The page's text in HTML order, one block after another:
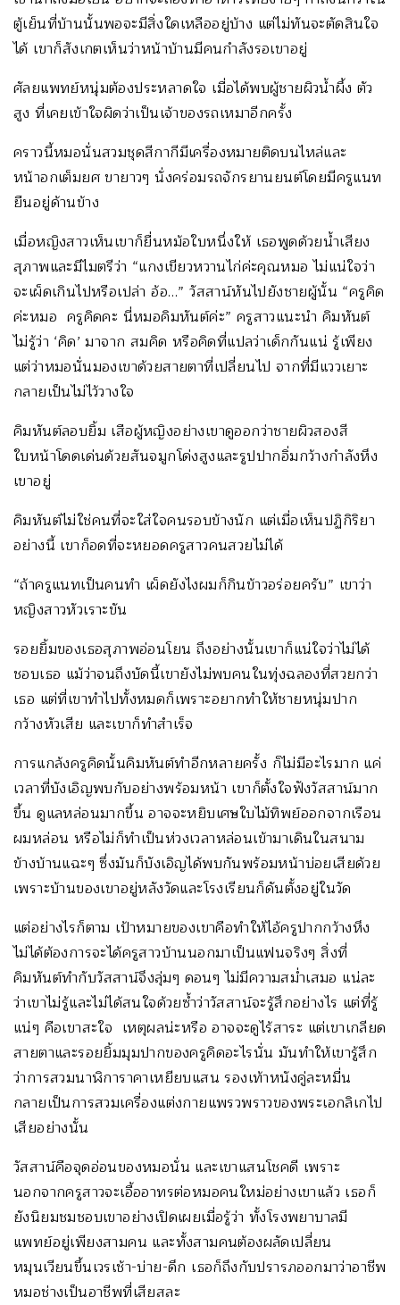
ตู้เย็นที่บ้านนั้นพอจะมีสิ่งใดเหลืออยู่บ้าง แต่ไม่ทันจะตัดสินใจ
ได้ เขาก็สังเกตเห็นว่าหน้าบ้านมีคนกำลังรอเขาอยู่
ศัลยแพทย์หนุ่มต้องประหลาดใจ เมื่อได้พบผู้ชายผิวน้ำผึ้ง ตัว
สูง ที่เคยเข้าใจผิดว่าเป็นเจ้าของรถเหมาอีกครั้ง
คราวนี้หมอนั่นสวมชุดสีกากีมีเครื่องหมายติดบนไหล่และ
หน้าอกเต็มยศ ขายาวๆ นั่งคร่อมรถจักรยานยนต์โดยมีครูแนท
ยืนอยู่ด้านข้าง
เมื่อหญิงสาวเห็นเขาก็ยื่นหม้อใบหนึ่งให้ เธอพูดด้วยน้ำเสียง
สุภาพและมีไมตรีว่า “แกงเขียวหวานไก่ค่ะคุณหมอ ไม่แน่ใจว่า
จะเผ็ดเกินไปหรือเปล่า อ้อ…” วัสสาน์หันไปยังชายผู้นั้น “ครูคิด
ค่ะหมอ ครูคิดคะ นี่หมอคิมหันต์ค่ะ” ครูสาวแนะนำ คิมหันต์
ไม่รู้ว่า ‘คิด’ มาจาก สมคิด หรือคิดที่แปลว่าเด็กกันแน่ รู้เพียง
แต่ว่าหมอนั่นมองเขาด้วยสายตาที่เปลี่ยนไป จากที่มีแววเยาะ
กลายเป็นไม่ไว้วางใจ
คิมหันต์ลอบยิ้ม เสือผู้หญิงอย่างเขาดูออกว่าชายผิวสองสี
ใบหน้าโดดเด่นด้วยสันจมูกโด่งสูงและรูปปากอิ่มกว้างกำลังหึง
เขาอยู่
คิมหันต์ไม่ใช่คนที่จะใส่ใจคนรอบข้างนัก แต่เมื่อเห็นปฏิกิริยา
อย่างนี้ เขาก็อดที่จะหยอดครูสาวคนสวยไม่ได้
“ถ้าครูแนทเป็นคนทำ เผ็ดยังไงผมก็กินข้าวอร่อยครับ” เขาว่า
หญิงสาวหัวเราะขัน
รอยยิ้มของเธอสุภาพอ่อนโยน ถึงอย่างนั้นเขาก็แน่ใจว่าไม่ได้
ชอบเธอ แม้ว่าจนถึงบัดนี้เขายังไม่พบคนในทุ่งฉลองที่สวยกว่า
เธอ แต่ที่เขาทำไปทั้งหมดก็เพราะอยากทำให้ชายหนุ่มปาก
กว้างหัวเสีย และเขาก็ทำสำเร็จ
การแกล้งครูคิดนั้นคิมหันต์ทำอีกหลายครั้ง ก็ไม่มีอะไรมาก แค่
เวลาที่บังเอิญพบกับอย่างพร้อมหน้า เขาก็ตั้งใจฟังวัสสาน์มาก
ขึ้น ดูแลหล่อนมากขึ้น อาจจะหยิบเศษใบไม้ทิพย์ออกจากเรือน
ผมหล่อน หรือไม่ก็ทำเป็นห่วงเวลาหล่อนเข้ามาเดินในสนาม
ข้างบ้านแฉะๆ ซึ่งมันก็บังเอิญได้พบกันพร้อมหน้าบ่อยเสียด้วย
เพราะบ้านของเขาอยู่หลังวัดและโรงเรียนก็ดันตั้งอยู่ในวัด
แต่อย่างไรก็ตาม เป้าหมายของเขาคือทำให้ไอ้ครูปากกว้างหึง
ไม่ได้ต้องการจะได้ครูสาวบ้านนอกมาเป็นแฟนจริงๆ สิ่งที่
คิมหันต์ทำกับวัสสาน์จึงลุ่มๆ ดอนๆ ไม่มีความสม่ำเสมอ แน่ละ
ว่าเขาไม่รู้และไม่ได้สนใจด้วยซ้ำว่าวัสสาน์จะรู้สึกอย่างไร แต่ที่รู้
แน่ๆ คือเขาสะใจ เหตุผลน่ะหรือ อาจจะดูไร้สาระ แต่เขาเกลียด
สายตาและรอยยิ้มมุมปากของครูคิดอะไรนั่น มันทำให้เขารู้สึก
ว่าการสวมนาฬิการาคาเหยียบแสน รองเท้าหนังคู่ละหมื่น
กลายเป็นการสวมเครื่องแต่งกายแพรวพราวของพระเอกลิเกไป
เสียอย่างนั้น
วัสสาน์คือจุดอ่อนของหมอนั่น และเขาแสนโชคดี เพราะ
นอกจากครูสาวจะเอื้ออาทรต่อหมอคนใหม่อย่างเขาแล้ว เธอก็
ยังนิยมชมชอบเขาอย่างเปิดเผยเมื่อรู้ว่า ทั้งโรงพยาบาลมี
แพทย์อยู่เพียงสามคน และทั้งสามคนต้องผลัดเปลี่ยน
หมุนเวียนขึ้นเวรเช้า-บ่าย-ดึก เธอก็ถึงกับปรารภออกมาว่าอาชีพ
หมอช่างเป็นอาชีพที่เสียสละ